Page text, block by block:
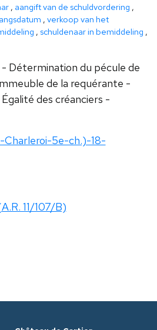
, aangift van de schuldvordering ,
, verkoop van het
, schuldenaar in bemiddeling ,
Détermination du pécule de
de la requérante -
des créanciers -
5e-ch.)-18-
11/107/B)